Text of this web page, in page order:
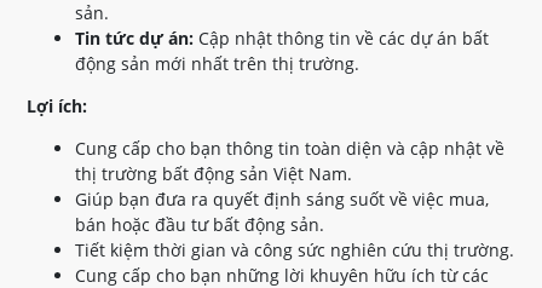
sản.
Tin tức dự án: Cập nhật thông tin về các dự án bất
động sản mới nhất trên thị trường.
Lợi ích:
Cung cấp cho bạn thông tin toàn diện và cập nhật về
thị trường bất động sản Việt Nam.
Giúp bạn đưa ra quyết định sáng suốt về việc mua,
bán hoặc đầu tư bất động sản.
Tiết kiệm thời gian và công sức nghiên cứu thị trường.
Cung cấp cho bạn những lời khuyên hữu ích từ các